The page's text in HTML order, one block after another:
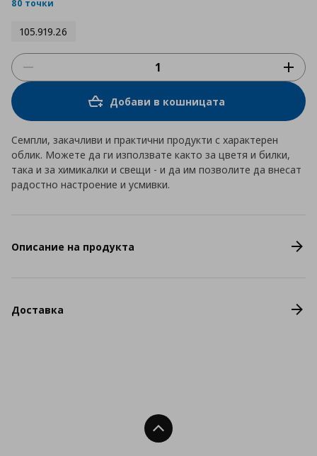
80 точки
105.919.26
Добави в кошницата
Семпли, закачливи и практични продукти с характерен
облик. Можете да ги използвате както за цветя и билки,
така и за химикалки и свещи - и да им позволите да внесат
радостно настроение и усмивки.
Описание на продукта
Доставка
Нагоре